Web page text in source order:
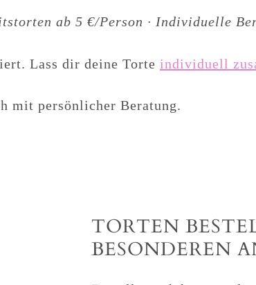
ab 5 €/Person · Individuelle
Lass dir deine Torte individuell
mit persönlicher Beratung.
TORTEN
BESONDEREN